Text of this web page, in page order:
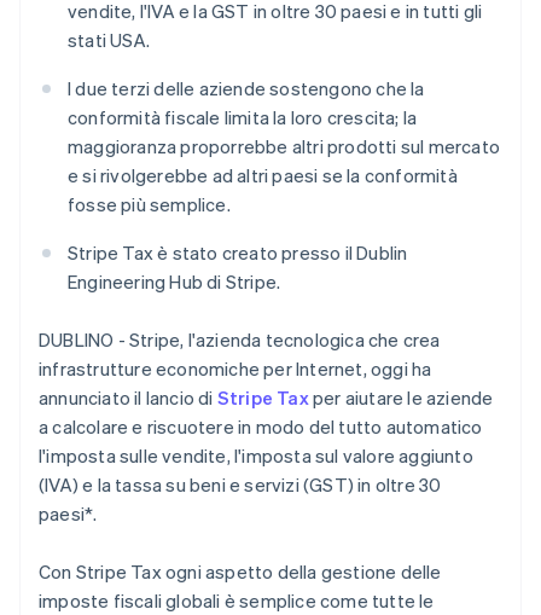
Scopri cosa ti aspetta
Radar
Atlas
Climate
Rimozione del carbonio
Verifica online dell'identità
Stripe Sessions 2026
Scopri come Stripe sta costruendo l'infrastruttura
Guarda ora
Partner
Stripe App Marketplace
vendite, l'IVA e la GST in oltre 30 paesi e in tutti gli
stati USA.
I due terzi delle aziende sostengono che la
conformità fiscale limita la loro crescita; la
maggioranza proporrebbe altri prodotti sul mercato
e si rivolgerebbe ad altri paesi se la conformità
fosse più semplice.
Stripe Tax è stato creato presso il Dublin
Engineering Hub di Stripe.
DUBLINO - Stripe, l'azienda tecnologica che crea
infrastrutture economiche per Internet, oggi ha
annunciato il lancio di Stripe Taxper aiutare le aziende
a calcolare e riscuotere in modo del tutto automatico
l'imposta sulle vendite, l'imposta sul valore aggiunto
(IVA) e la tassa su beni e servizi (GST) in oltre 30
paesi*.
Con Stripe Tax ogni aspetto della gestione delle
imposte fiscali globali è semplice come tutte le